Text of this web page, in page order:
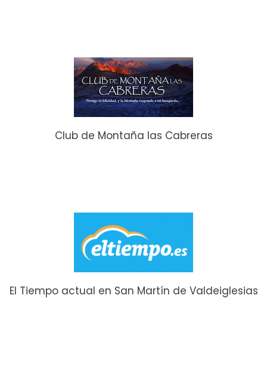
Club de Montaña las Cabreras
El Tiempo actual en San Martín de Valdeiglesias